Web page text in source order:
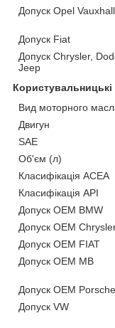
Допуск Opel Vauxhall
Допуск Fiat
Допуск Chrysler,
Jeep
Користувальницькі
Вид моторного
Двигун
SAE
Об'єм (л)
Класифікація ACEA
Класифікація API
Допуск OEM BMW
Допуск OEM
Допуск OEM FIAT
Допуск OEM MB
Допуск OEM Porsche
Допуск VW